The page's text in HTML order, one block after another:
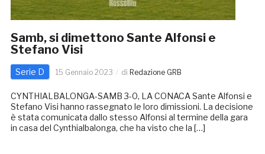
Samb, si dimettono Sante Alfonsi e
Stefano Visi
Serie D 15 Gennaio 2023 di Redazione GRB
CYNTHIALBALONGA-SAMB 3-0, LA CONACA Sante Alfonsi e
Stefano Visi hanno rassegnato le loro dimissioni. La decisione
è stata comunicata dallo stesso Alfonsi al termine della gara
in casa del Cynthialbalonga, che ha visto che la […]